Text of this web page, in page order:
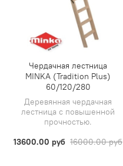
Чердачная лестница
MINKA (Tradition Plus)
60/120/280
Деревянная чердачная
лестница с повышенной
прочностью.
13600.00 руб 16000.00 руб